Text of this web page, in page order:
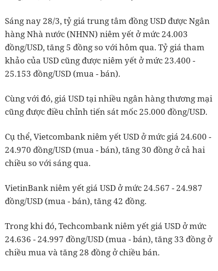
Sáng nay 28/3, tỷ giá trung tâm đồng USD được Ngân
hàng Nhà nước (NHNN) niêm yết ở mức 24.003
đồng/USD, tăng 5 đồng so với hôm qua. Tỷ giá tham
khảo của USD cũng được niêm yết ở mức 23.400 -
25.153 đồng/USD (mua - bán).
Cùng với đó, giá USD tại nhiều ngân hàng thương mại
cũng được điều chỉnh tiến sát mốc 25.000 đồng/USD.
Cụ thể, Vietcombank niêm yết USD ở mức giá 24.600 -
24.970 đồng/USD (mua - bán), tăng 30 đồng ở cả hai
chiều so với sáng qua.
VietinBank niêm yết giá USD ở mức 24.567 - 24.987
đồng/USD (mua - bán), tăng 42 đồng.
Trong khi đó, Techcombank niêm yết giá USD ở mức
24.636 - 24.997 đồng/USD (mua - bán), tăng 33 đồng ở
chiều mua và tăng 28 đồng ở chiều bán.